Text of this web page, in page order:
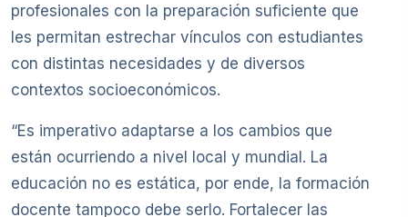
profesionales con la preparación suficiente que
les permitan estrechar vínculos con estudiantes
con distintas necesidades y de diversos
contextos socioeconómicos.
“Es imperativo adaptarse a los cambios que
están ocurriendo a nivel local y mundial. La
educación no es estática, por ende, la formación
docente tampoco debe serlo. Fortalecer las